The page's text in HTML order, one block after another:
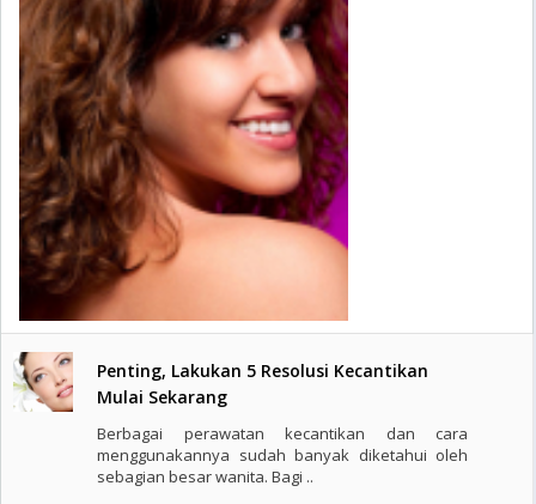
Penting, Lakukan 5 Resolusi Kecantikan
Mulai Sekarang
Berbagai perawatan kecantikan dan cara
menggunakannya sudah banyak diketahui oleh
sebagian besar wanita. Bagi ..